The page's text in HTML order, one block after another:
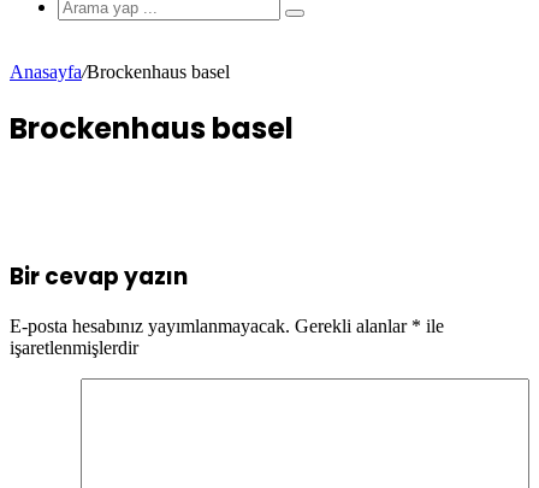
Anasayfa/Brockenhaus basel
Brockenhaus basel
Bir cevap yazın
E-posta hesabınız yayımlanmayacak. Gerekli alanlar * ile
işaretlenmişlerdir